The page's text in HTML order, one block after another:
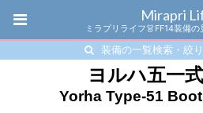
Mirapri
ミラプリライフ👗FF14装備の
装備の一覧検索・絞
ヨルハ五一
Yorha Type-51